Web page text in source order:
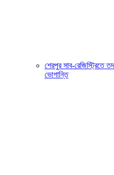
শেরপুর সাব-রেজিস্ট্রিতে
ভোগান্তি